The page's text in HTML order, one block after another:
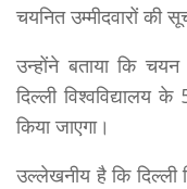
चयनित उम्मीदवारों की
उन्होंने बताया कि
दिल्ली विश्वविद्यालय
किया जाएगा।
उल्लेखनीय है कि दिल्ली